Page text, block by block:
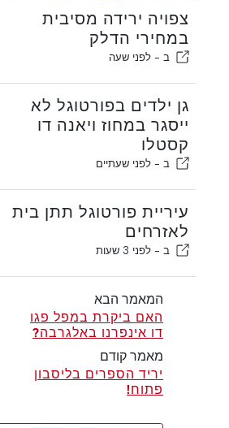
צפויה ירידה מסיבית
במחירי הדלק
ב - לפני שעה
גן ילדים בפורטוגל לא
ייסגר במחוז ויאנה דו
קסטלו
ב - לפני שעתיים
עיריית פורטוגל תתן בית
לאזרחים
ב - לפני 3 שעות
המאמר הבא
האם ביקרת במפל פגו
דו אינפרנו באלגרבה?
מאמר קודם
יריד הספרים בליסבון
פתוח!